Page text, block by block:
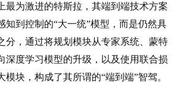
最为激进的特斯拉，其端到端技术方案
知到控制的“大一统”模型，而是仍然具
分，通过将规划模块从专家系统、蒙特
深度学习模型的升级，以及使用联合损
模块，构成了其所谓的“端到端”智驾。